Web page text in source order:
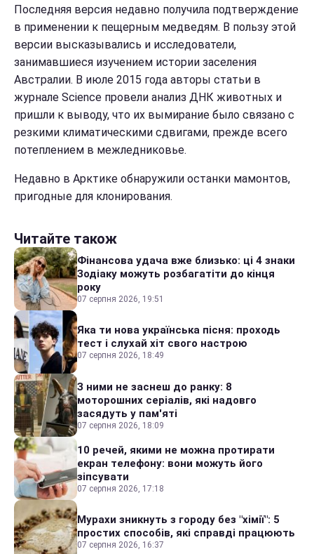
Последняя версия недавно получила подтверждение
в применении к пещерным медведям. В пользу этой
версии высказывались и исследователи,
занимавшиеся изучением истории заселения
Австралии. В июле 2015 года авторы статьи в
журнале Science провели анализ ДНК животных и
пришли к выводу, что их вымирание было связано с
резкими климатическими сдвигами, прежде всего
потеплением в межледниковье.
Недавно в Арктике обнаружили останки мамонтов,
пригодные для клонирования.
Читайте також
Фінансова удача вже близько: ці 4 знаки
Зодіаку можуть розбагатіти до кінця
року
07 серпня 2026, 19:51
Яка ти нова українська пісня: проходь
тест і слухай хіт свого настрою
07 серпня 2026, 18:49
З ними не заснеш до ранку: 8
моторошних серіалів, які надовго
засядуть у пам'яті
07 серпня 2026, 18:09
10 речей, якими не можна протирати
екран телефону: вони можуть його
зіпсувати
07 серпня 2026, 17:18
Мурахи зникнуть з городу без "хімії": 5
простих способів, які справді працюють
07 серпня 2026, 16:37